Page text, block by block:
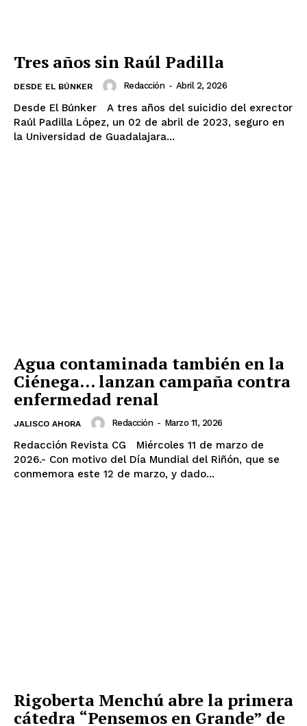
Tres años sin Raúl Padilla
DESDE EL BÚNKER Redacción - Abril 2, 2026
Desde El Búnker A tres años del suicidio del exrector
Raúl Padilla López, un 02 de abril de 2023, seguro en
la Universidad de Guadalajara...
Agua contaminada también en la
Ciénega… lanzan campaña contra
enfermedad renal
JALISCO AHORA Redacción - Marzo 11, 2026
Redacción Revista CG Miércoles 11 de marzo de
2026.- Con motivo del Día Mundial del Riñón, que se
conmemora este 12 de marzo, y dado...
Rigoberta Menchú abre la primera
cátedra “Pensemos en Grande” de